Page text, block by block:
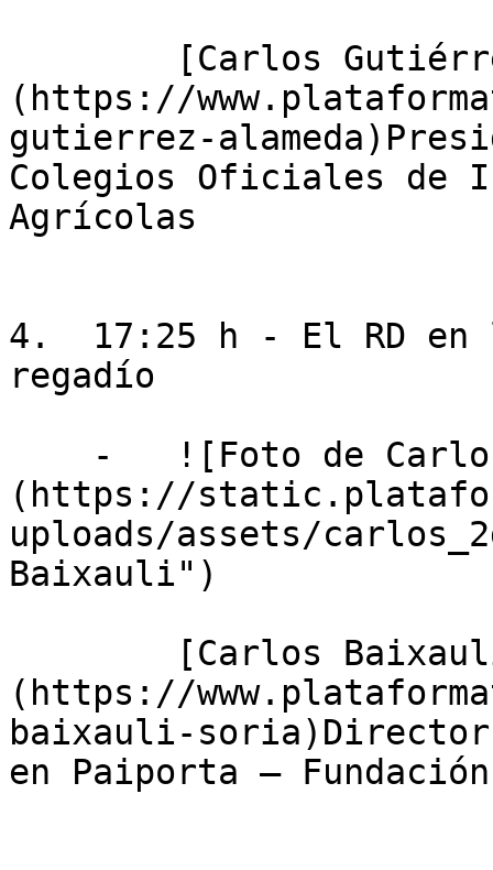
(https://
gutierrez-
Colegios Oficiales de
Agrícolas
4.  17:25 h - El RD
regadío
(https://
uploads/assets/
Baixauli")
(https://
baixauli-soria)Director
en Paiporta — Fundación